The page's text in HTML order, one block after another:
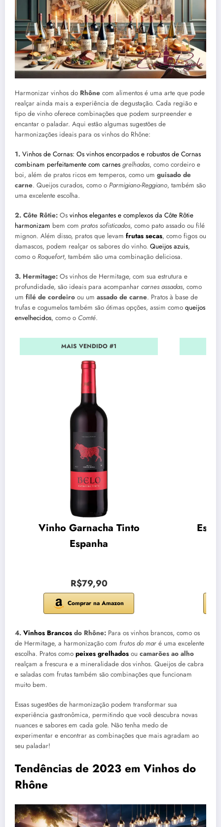
Harmonizar vinhos do Rhône com alimentos é uma arte que pode
realçar ainda mais a experiência de degustação. Cada região e
tipo de vinho oferece combinações que podem surpreender e
encantar o paladar. Aqui estão algumas sugestões de
harmonizações ideais para os vinhos do Rhône:
1. Vinhos de Cornas: Os vinhos encorpados e robustos de Cornas
combinam perfeitamente com carnes grelhadas, como cordeiro e
boi, além de pratos ricos em temperos, como um guisado de
carne. Queijos curados, como o Parmigiano-Reggiano, também são
uma excelente escolha.
2. Côte Rôtie: Os vinhos elegantes e complexos da Côte Rôtie
harmonizam bem com pratos sofisticados, como pato assado ou filé
mignon. Além disso, pratos que levam frutas secas, como figos ou
damascos, podem realçar os sabores do vinho. Queijos azuis,
como o Roquefort, também são uma combinação deliciosa.
3. Hermitage: Os vinhos de Hermitage, com sua estrutura e
profundidade, são ideais para acompanhar carnes assadas, como
um filé de cordeiro ou um assado de carne. Pratos à base de
trufas e cogumelos também são ótimas opções, assim como queijos
envelhecidos, como o Comté.
MAIS VENDIDO #1
Vinho Garnacha Tinto
Espanha
R$79,90
Comprar na Amazon
4. Vinhos Brancos do Rhône: Para os vinhos brancos, como os
de Hermitage, a harmonização com frutos do mar é uma excelente
escolha. Pratos como peixes grelhados ou camarões ao alho
realçam a frescura e a mineralidade dos vinhos. Queijos de cabra
e saladas com frutas também são combinações que funcionam
muito bem.
Essas sugestões de harmonização podem transformar sua
experiência gastronômica, permitindo que você descubra novas
nuances e sabores em cada gole. Não tenha medo de
experimentar e encontrar as combinações que mais agradam ao
seu paladar!
Tendências de 2023 em Vinhos do
Rhône